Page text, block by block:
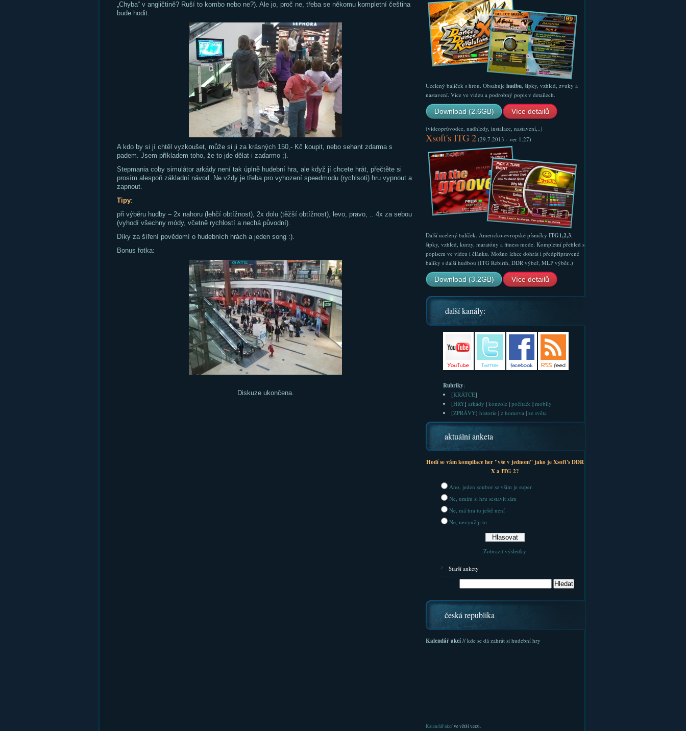
„Chyba“ v angličtině? Ruší to kombo nebo ne?). Ale jo, proč ne, třeba se někomu kompletní čeština
bude hodit.
A kdo by si jí chtěl vyzkoušet, může si ji za krásných 150,- Kč koupit, nebo sehant zdarma s
padem. Jsem příkladem toho, že to jde dělat i zadarmo ;).
Stepmania coby simulátor arkády není tak úplně hudební hra, ale když jí chcete hrát, přečtěte si
prosím alespoň základní návod. Ne vždy je třeba pro vyhození speedmodu (rychlsoti) hru vypnout a
zapnout.
Tipy:
při výběru hudby – 2x nahoru (lehčí obtížnost), 2x dolu (těžší obtížnost), levo, pravo, .. 4x za sebou
(vyhodí všechny módy, včetně rychlostí a nechá původní).
Díky za šíření povědomí o hudebních hrách a jeden song :).
Bonus fotka:
Diskuze ukončena.
Ucelený balíček s hrou. Obsahuje hudbu, šipky, vzhled, zvuky a
nastavení. Více ve videu a podrobný popis v detailech.
Download (2.6GB) Více detailů
(videoprůvodce, nadhledy, instalace, nastavení,..)
Xsoft's ITG 2(29.7.2013 - ver 1.27)
Další ucelený balíček. Americko-evropské písničky ITG1,2,3,
šipky, vzhled, kurzy, maratóny a fitness mode. Kompletní přehled s
popisem ve videu i článku. Možno lehce dohrát i předpřipravené
balíky s další hudbou (ITG Rebirth, DDR výbeř, MLP výběr..)
Download (3.2GB) Více detailů
další kanály:
Rubriky:
[KRÁTCE]
[HRY] arkády | konzole| počítače| mobily
[ZPRÁVY] historie| z homova| ze světa
aktuální anketa
Hodí se vám kompilace her "vše v jednom" jako je Xsoft's DDR
X a ITG 2?
Ano, jeden soubor se vším je super
Ne, umím si hru sestavit sám
Ne, má hra tu ještě není
Ne, nevyužiji to
Zobrazit výsledky
Starší ankety
česká republika
Kalendář akcí// kde se dá zahrát si hudební hry
Kalendář akcíve větší verzi.